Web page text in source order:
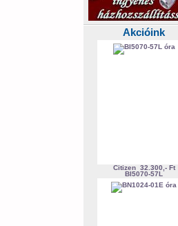
Akcióink
Citizen 32.300,- Ft
BI5070-57L